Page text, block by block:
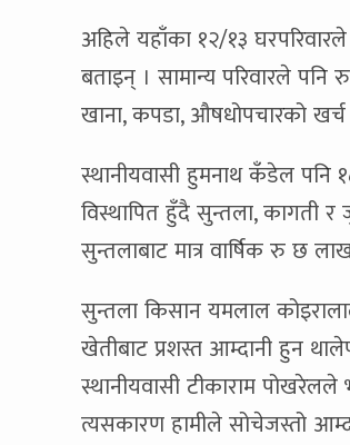
अहिले यहाँका १२/१३
बताइन् । सामान्य परिवारले
खाना, कपडा, औषधोपचारको
स्थानीयवासी हुमनाथ कँडेल पनि
विस्थापित हुँदै सुन्तला, कागती
सुन्तलाबाट मात्र वार्षिक रु छ
सुन्तला किसान यमलाल
खेतीबाट प्रशस्त आम्दानी हुन
स्थानीयवासी टीकाराम
त्यसकारण हामीले सोचेजस्तो